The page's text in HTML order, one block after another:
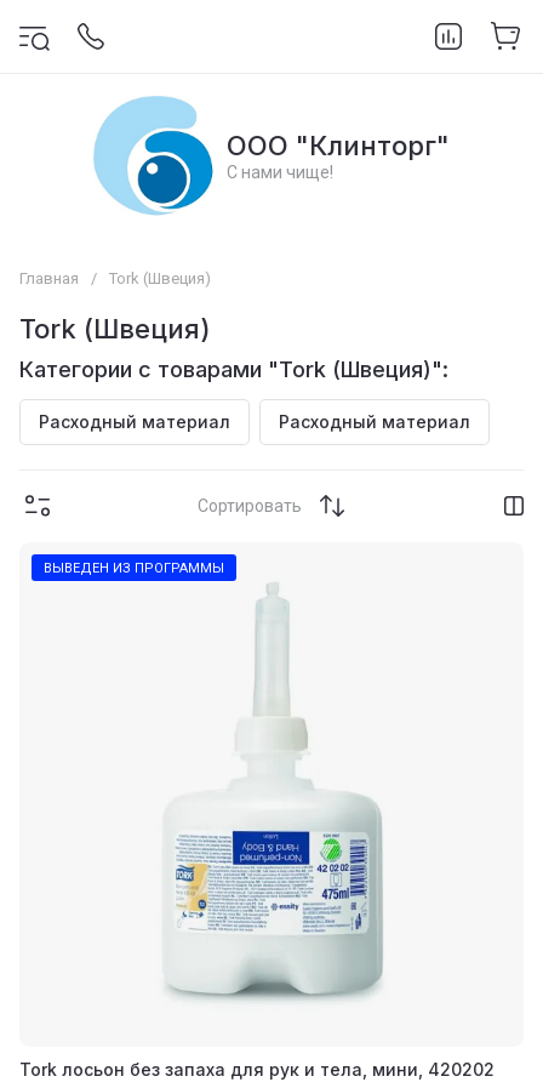
ООО "Клинторг"
С нами чище!
Главная / Tork (Швеция)
Tork (Швеция)
Категории с товарами "Tork (Швеция)":
Расходный материал Расходный материал
Сортировать
ВЫВЕДЕН ИЗ ПРОГРАММЫ
Tork лосьон без запаха для рук и тела, мини, 420202